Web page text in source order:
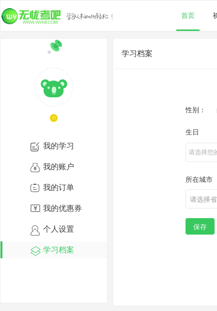
首页
我的学习
我的账户
我的订单
我的优惠券
个人设置
学习档案
学习档案
性别：
生日
所在城市
请选择省
保存